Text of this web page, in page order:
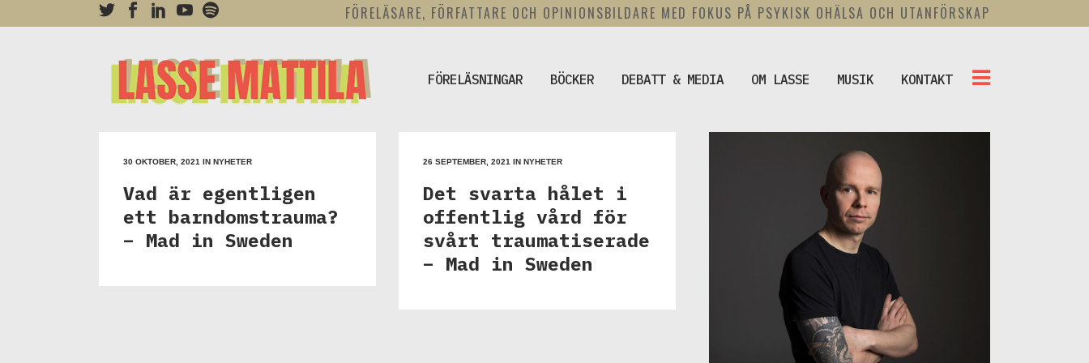
FÖRELÄSARE, FÖRFATTARE OCH OPINIONSBILDARE MED FOKUS PÅ PSYKISK OHÄLSA OCH UTANFÖRSKAP
FÖRELÄSNINGAR BÖCKER DEBATT & MEDIA OM LASSE MUSIK KONTAKT
30 OKTOBER, 2021 IN NYHETER
Vad är egentligen
ett barndomstrauma?
– Mad in Sweden
26 SEPTEMBER, 2021 IN NYHETER
Det svarta hålet i
offentlig vård för
svårt traumatiserade
– Mad in Sweden